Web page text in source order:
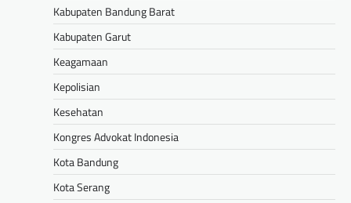
Kabupaten Bandung Barat
Kabupaten Garut
Keagamaan
Kepolisian
Kesehatan
Kongres Advokat Indonesia
Kota Bandung
Kota Serang